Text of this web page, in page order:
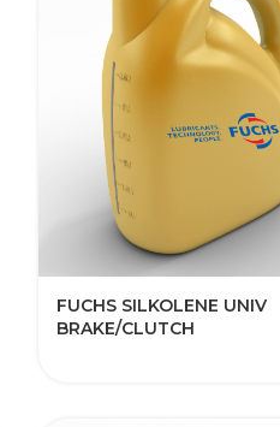
FUCHS SILKOLENE UNIV
BRAKE/CLUTCH